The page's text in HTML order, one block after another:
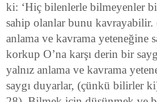
ki: ‘Hiç bilenlerle bilmeyenler
sahip olanlar bunu
anlama ve kavrama yeteneğine
korkup O’na karşı derin bir
yalnız anlama ve kavrama
saygı duyarlar, (çünkü bilirler